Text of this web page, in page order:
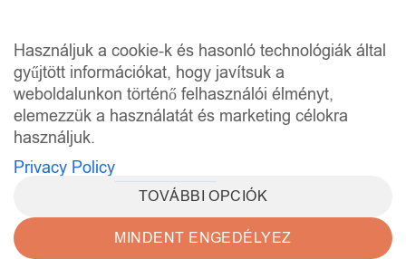
Használjuk a cookie-k és hasonló technológiák által
gyűjtött információkat, hogy javítsuk a
weboldalunkon történő felhasználói élményt,
elemezzük a használatát és marketing célokra
használjuk.
Privacy Policy
TOVÁBBI OPCIÓK
MINDENT ENGEDÉLYEZ
content
KEZDŐLAP / “ÜVEGALKOTÁS” CÍMKÉVEL
RENDELKEZŐ TERMÉKEK